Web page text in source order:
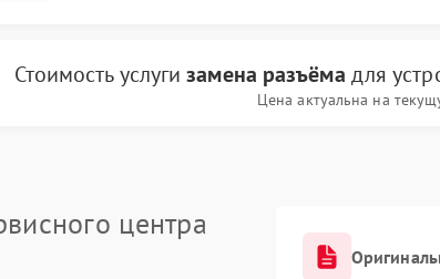
Стоимость услугизамена разъёма для
Цена актуальна на
центра